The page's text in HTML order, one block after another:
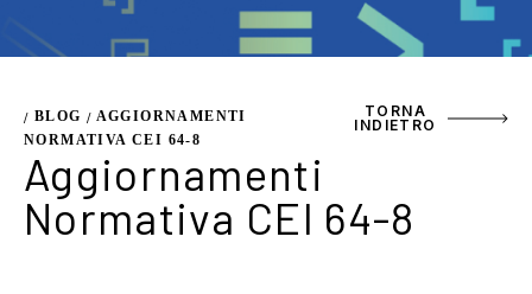
/ BLOG / AGGIORNAMENTI
NORMATIVA CEI 64-8
TORNA
INDIETRO
Aggiornamenti
Normativa CEI 64-8